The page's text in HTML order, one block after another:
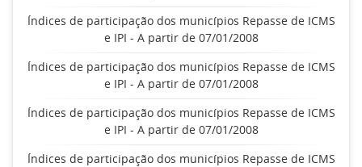
Índices de participação dos municípios Repasse de ICMS
e IPI - A partir de 07/01/2008
Índices de participação dos municípios Repasse de ICMS
e IPI - A partir de 07/01/2008
Índices de participação dos municípios Repasse de ICMS
e IPI - A partir de 07/01/2008
Índices de participação dos municípios Repasse de ICMS